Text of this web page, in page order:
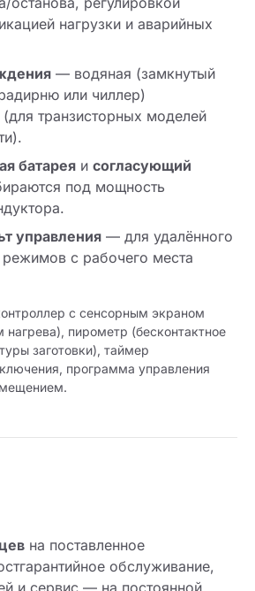
нагрузки и аварийных
— водяная (замкнутый
или чиллер)
транзисторных моделей
батарея и согласующий
под мощность
управления — для удалённого
режимов с рабочего места
с сенсорным экраном
пирометр (бесконтактное
заготовки), таймер
программа управления
на поставленное
обслуживание,
и сервис — на постоянной